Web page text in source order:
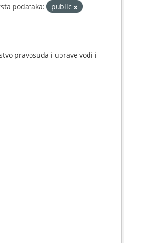
podataka: public
pravosuđa i uprave vodi i